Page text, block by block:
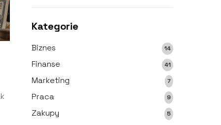
Kategorie
Biznes 14
Finanse 41
Marketing 7
Praca 9
Zakupy 5